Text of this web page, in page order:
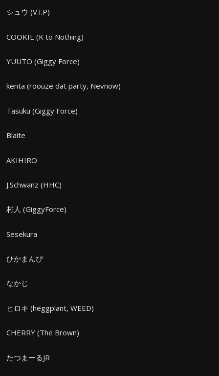
シュウ (V.I.P)
COOKIE (K to Nothing)
YUUTO (Giggy Force)
kenta (roouze dat party, Nevnow)
Tasuku (Giggy Force)
Blaite
AKIHIRO
J.Schwanz (HHC)
村人 (GiggyForce)
Sesekura
ひかまんぴ
なかじ
ヒロキ (heggplant, WEED)
CHERRY (The Brown)
たつまーるJR